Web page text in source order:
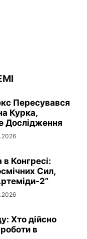
Пересувався
Курка,
Дослідження
Конгресі:
Сил,
2”
Хто дійсно
в